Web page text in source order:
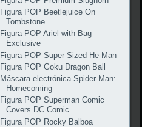
Figura POP Beetlejuice On
Tombstone
Figura POP Ariel with Bag
Exclusive
Figura POP Super Sized He-Man
Figura POP Goku Dragon Ball
Máscara electrónica Spider-Man:
Homecoming
Figura POP Superman Comic
Covers DC Comic
Figura POP Rocky Balboa